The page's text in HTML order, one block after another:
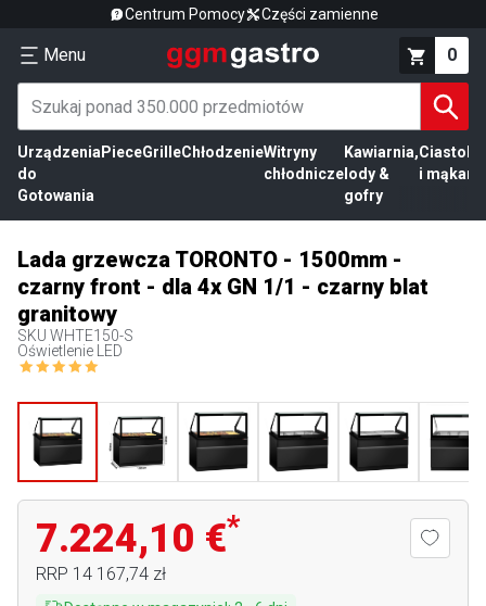
Centrum Pomocy Części zamienne
Menu 0
Urządzenia
do
Gotowania
PieceGrilleChłodzenieWitryny
chłodnicze
Kawiarnia,
lody &
gofry
Ciasto
i mąka
Lada grzewcza TORONTO - 1500mm -
czarny front - dla 4x GN 1/1 - czarny blat
granitowy
SKU WHTE150-S
Oświetlenie LED
7.224,10 €*
RRP 14 167,74 zł